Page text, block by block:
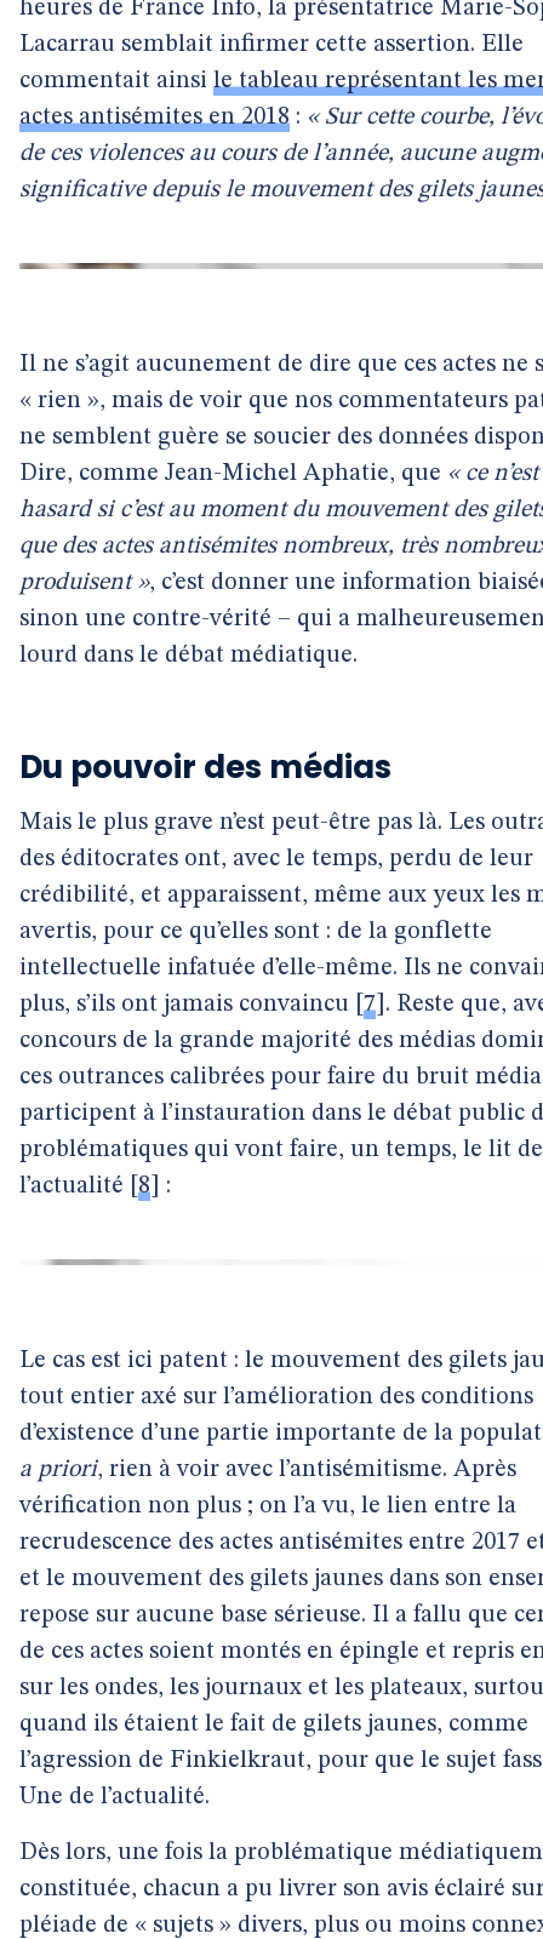
heures de France Info, la présentatrice Marie-
Lacarrau semblait infirmer cette assertion. Elle
commentait ainsi le tableau représentant les
actes antisémites en 2018 : « Sur cette courbe,
de ces violences au cours de l’année, aucune
significative depuis le mouvement des gilets
Il ne s’agit aucunement de dire que ces actes ne
« rien », mais de voir que nos commentateurs
ne semblent guère se soucier des données
Dire, comme Jean-Michel Aphatie, que « ce
hasard si c’est au moment du mouvement des
que des actes antisémites nombreux, très
produisent », c’est donner une information
sinon une contre-vérité – qui a
lourd dans le débat médiatique.
Du pouvoir des médias
Mais le plus grave n’est peut-être pas là. Les
des éditocrates ont, avec le temps, perdu de leur
crédibilité, et apparaissent, même aux yeux les
avertis, pour ce qu’elles sont : de la gonflette
intellectuelle infatuée d’elle-même. Ils ne
plus, s’ils ont jamais convaincu
7 . Reste que,
concours de la grande majorité des médias
ces outrances calibrées pour faire du bruit
participent à l’instauration dans le débat public
problématiques qui vont faire, un temps, le lit de
l’actualité
8 :
Le cas est ici patent : le mouvement des gilets
tout entier axé sur l’amélioration des conditions
d’existence d’une partie importante de la
a priori, rien à voir avec l’antisémitisme. Après
vérification non plus ; on l’a vu, le lien entre la
recrudescence des actes antisémites entre 2017
et le mouvement des gilets jaunes dans son
repose sur aucune base sérieuse. Il a fallu que
de ces actes soient montés en épingle et repris
sur les ondes, les journaux et les plateaux,
quand ils étaient le fait de gilets jaunes, comme
l’agression de Finkielkraut, pour que le sujet
Une de l’actualité.
Dès lors, une fois la problématique
constituée, chacun a pu livrer son avis éclairé
pléiade de « sujets » divers, plus ou moins